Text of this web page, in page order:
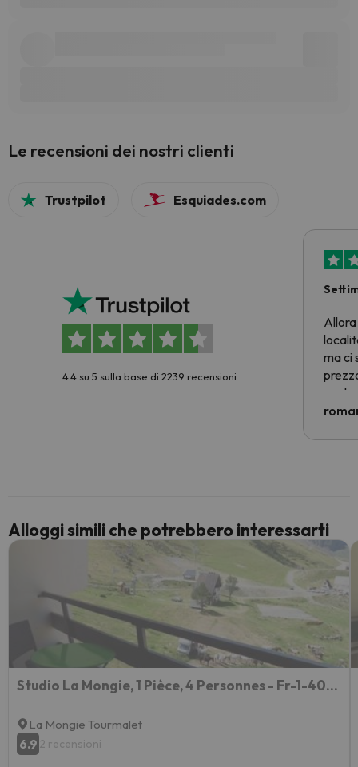
Le recensioni dei nostri clienti
Trustpilot Esquiades.com
4.4 su 5 sulla base di 2239 recensioni
Allora
ma ci
Alloggi simili che potrebbero interessarti
Studio La Mongie, 1 Pièce, 4 Personnes - Fr-1-404-101
La Mongie Tourmalet
6.9 2 recensioni